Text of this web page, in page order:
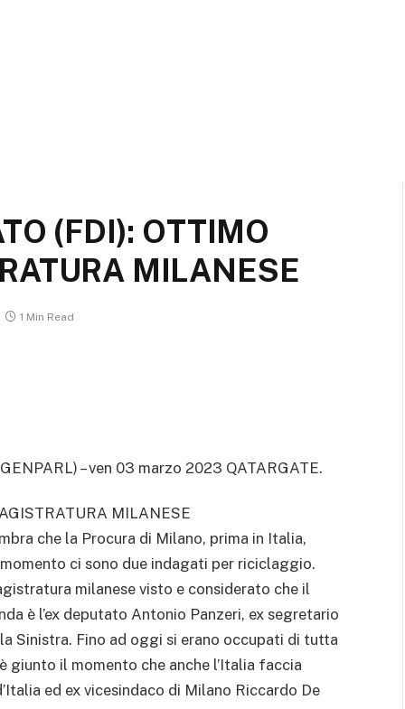
(FDI): OTTIMO
MILANESE
1 Min Read
– ven 03 marzo 2023 QATARGATE.
MILANESE
che la Procura di Milano, prima in Italia,
ci sono due indagati per riciclaggio.
milanese visto e considerato che il
è l’ex deputato Antonio Panzeri, ex segretario
Sinistra. Fino ad oggi si erano occupati di tutta
giunto il momento che anche l’Italia faccia
ed ex vicesindaco di Milano Riccardo De